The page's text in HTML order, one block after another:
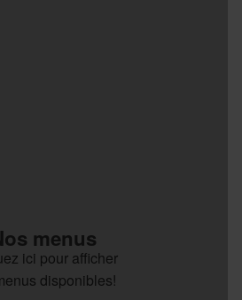
menus
ici pour afficher
disponibles!